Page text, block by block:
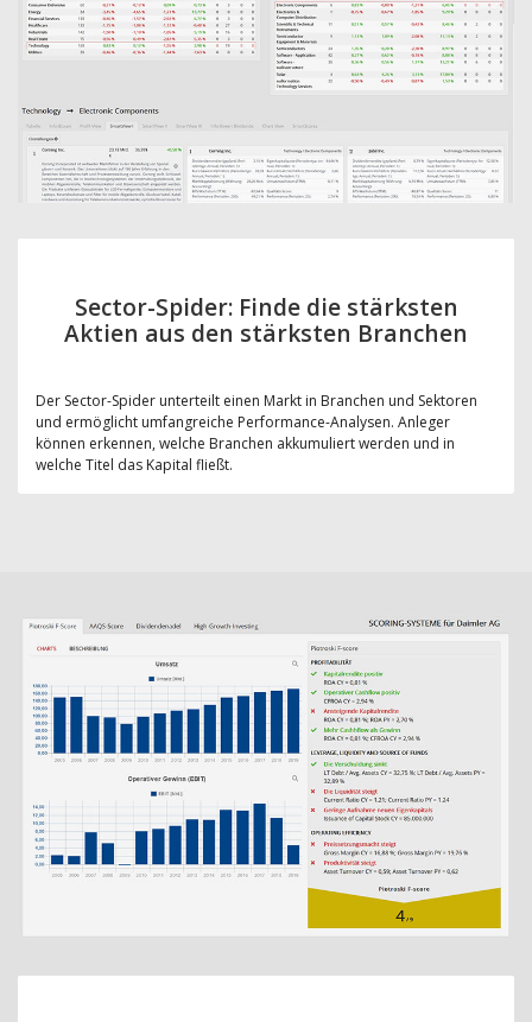
Sector-Spider: Finde die stärksten
Aktien aus den stärksten Branchen
Der Sector-Spider unterteilt einen Markt in Branchen und Sektoren
und ermöglicht umfangreiche Performance-Analysen. Anleger
können erkennen, welche Branchen akkumuliert werden und in
welche Titel das Kapital fließt.